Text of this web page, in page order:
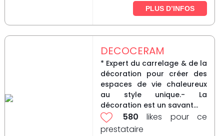
PLUS D’INFOS
DECOCERAM
* Expert du carrelage & de la
décoration pour créer des
espaces de vie chaleureux
au style unique.- La
décoration est un savant...
580 likes pour ce
prestataire